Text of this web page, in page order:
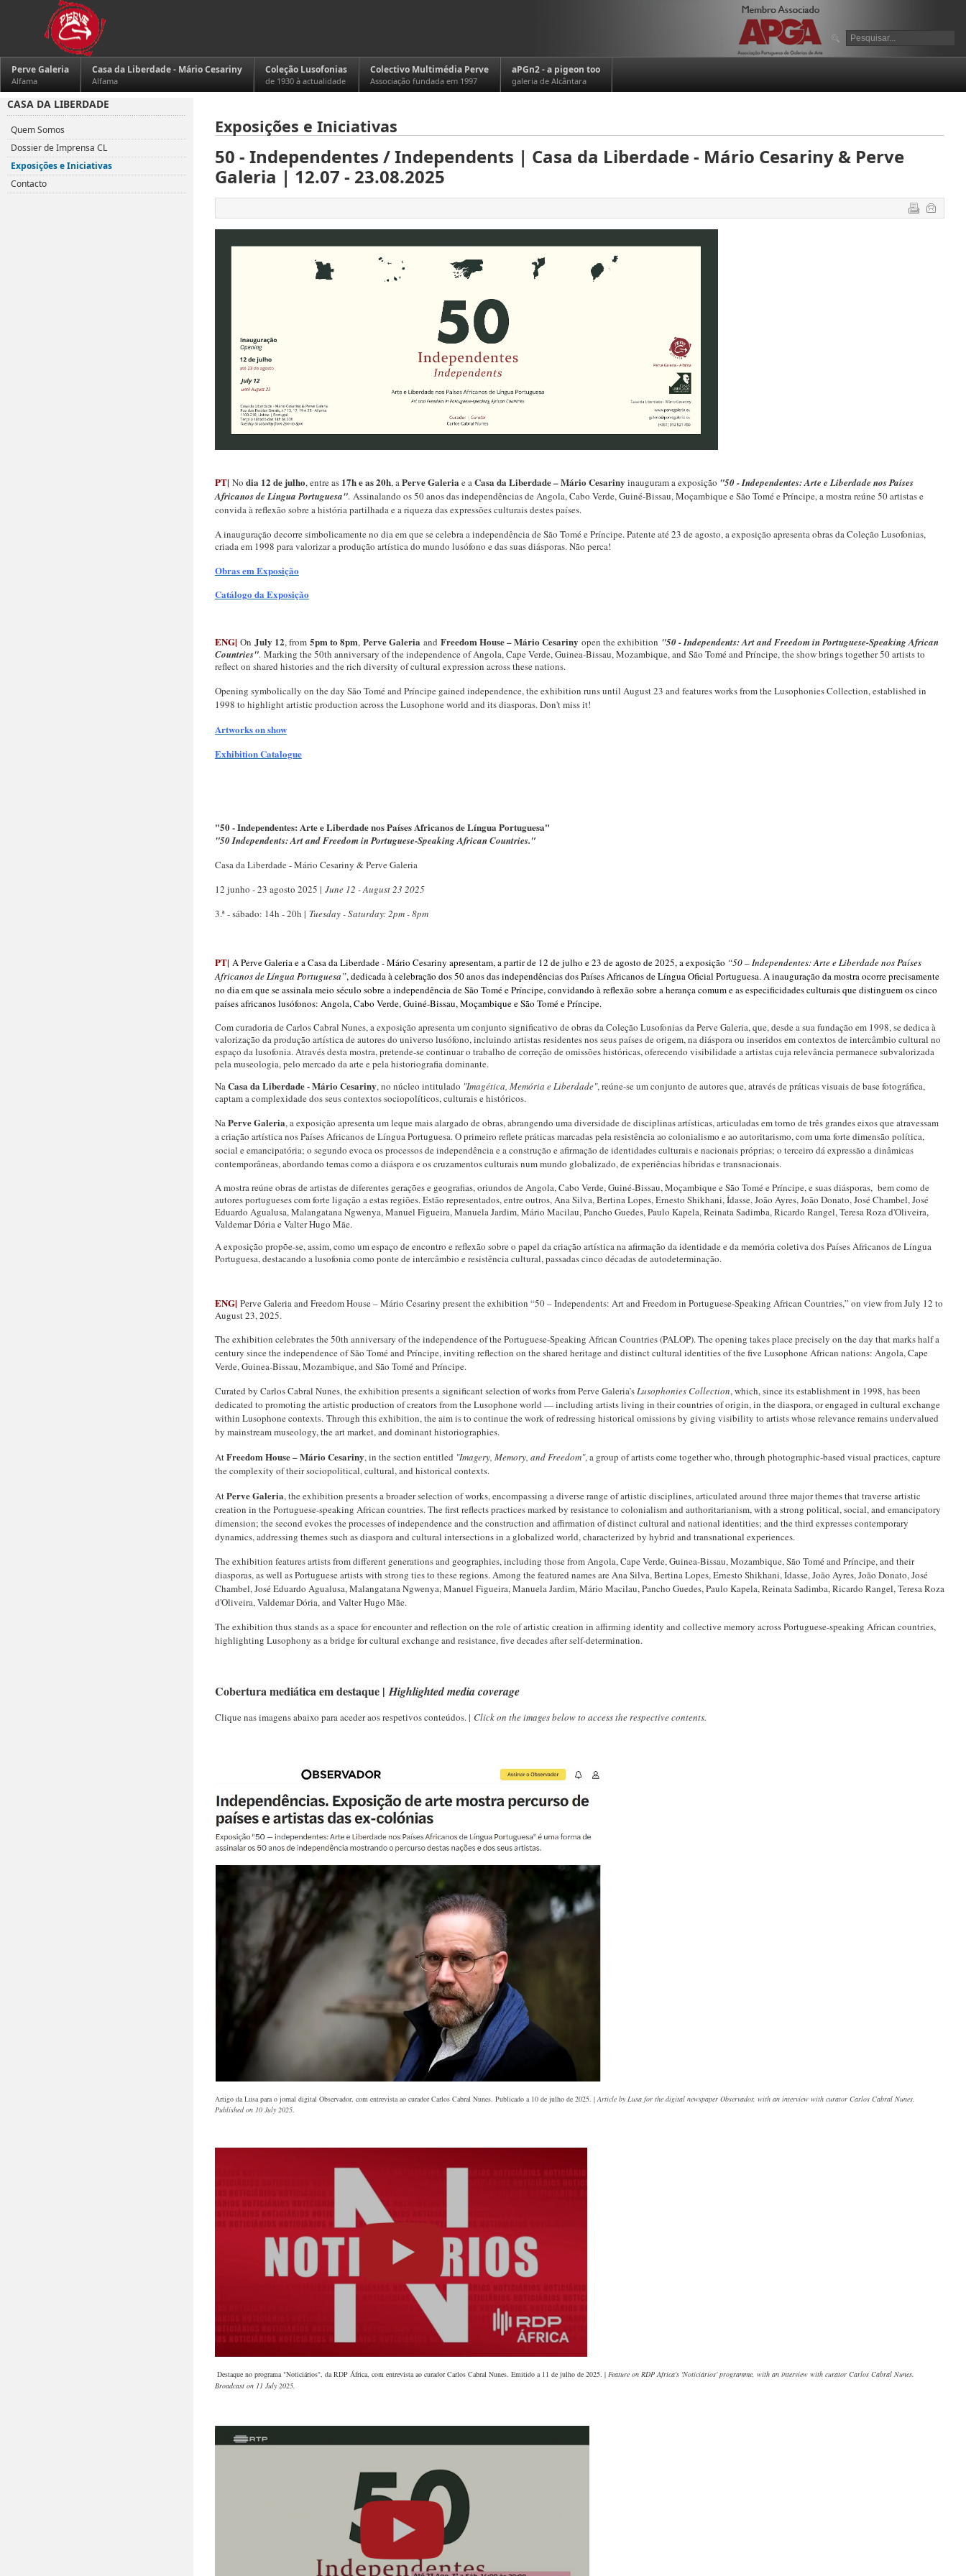
Perve Galeria
Alfama
Casa da Liberdade - Mário Cesariny
Alfama
Coleção Lusofonias
de 1930 à actualidade
Colectivo Multimédia Perve
Associação fundada em 1997
aPGn2 - a pigeon too
galeria de Alcântara
Exposições e Iniciativas
50 - Independentes / Independents | Casa da Liberdade - Mário Cesariny & Perve
Galeria | 12.07 - 23.08.2025
PT| No dia 12 de julho, entre as 17h e as 20h, aPerve Galeria e aCasa da Liberdade – Mário Cesariny inauguram a exposição "50 - Independentes: Arte e Liberdade nos Países
Africanos de Língua Portuguesa". Assinalando os 50 anos das independências de Angola, Cabo Verde, Guiné-Bissau, Moçambique e São Tomé e Príncipe, a mostra reúne 50 artistas e
convida à reflexão sobre a história partilhada e a riqueza das expressões culturais destes países.
A inauguração decorre simbolicamente no dia em que se celebra a independência de São Tomé e Príncipe. Patente até 23 de agosto, a exposição apresenta obras da Coleção Lusofonias,
criada em 1998 para valorizar a produção artística do mundo lusófono e das suas diásporas. Não perca!
Obras em Exposição
Catálogo da Exposição
ENG| On July 12, from 5pm to 8pm, Perve Galeria and Freedom House – Mário Cesariny open the exhibition "50 - Independents: Art and Freedom in Portuguese-Speaking African
Countries". Marking the 50th anniversary of the independence of Angola, Cape Verde, Guinea-Bissau, Mozambique, and São Tomé and Príncipe, the show brings together 50 artists to
reflect on shared histories and the rich diversity of cultural expression across these nations.
Opening symbolically on the day São Tomé and Príncipe gained independence, the exhibition runs until August 23 and features works from the Lusophonies Collection, established in
1998 to highlight artistic production across the Lusophone world and its diasporas. Don't miss it!
Artworks on show
Exhibition Catalogue
"50 - Independentes: Arte e Liberdade nos Países Africanos de Língua Portuguesa"
"50 Independents: Art and Freedom in Portuguese-Speaking African Countries."
Casa da Liberdade - Mário Cesariny & Perve Galeria
12 junho - 23 agosto 2025 | June 12 - August 23 2025
3.ª - sábado: 14h - 20h | Tuesday - Saturday: 2pm - 8pm
PT| A Perve Galeria e a Casa da Liberdade - Mário Cesariny apresentam, a partir de 12 de julho e 23 de agosto de 2025, a exposição “50 – Independentes: Arte e Liberdade nos Países
Africanos de Língua Portuguesa”, dedicada à celebração dos 50 anos das independências dos Países Africanos de Língua Oficial Portuguesa. A inauguração da mostra ocorre precisamente
no dia em que se assinala meio século sobre a independência de São Tomé e Príncipe, convidando à reflexão sobre a herança comum e as especificidades culturais que distinguem os cinco
países africanos lusófonos: Angola, Cabo Verde, Guiné-Bissau, Moçambique e São Tomé e Príncipe.
Com curadoria de Carlos Cabral Nunes, a exposição apresenta um conjunto significativo de obras da Coleção Lusofonias da Perve Galeria, que, desde a sua fundação em 1998, se dedica à
valorização da produção artística de autores do universo lusófono, incluindo artistas residentes nos seus países de origem, na diáspora ou inseridos em contextos de intercâmbio cultural no
espaço da lusofonia. Através desta mostra, pretende-se continuar o trabalho de correção de omissões históricas, oferecendo visibilidade a artistas cuja relevância permanece subvalorizada
pela museologia, pelo mercado da arte e pela historiografia dominante.
NaCasa da Liberdade - Mário Cesariny, no núcleo intitulado "Imagética, Memória e Liberdade", reúne-se um conjunto de autores que, através de práticas visuais de base fotográfica,
captam a complexidade dos seus contextos sociopolíticos, culturais e históricos.
NaPerve Galeria, a exposição apresenta um leque mais alargado de obras, abrangendo uma diversidade de disciplinas artísticas, articuladas em torno de três grandes eixos que atravessam
a criação artística nos Países Africanos de Língua Portuguesa. O primeiro reflete práticas marcadas pela resistência ao colonialismo e ao autoritarismo, com uma forte dimensão política,
social e emancipatória; o segundo evoca os processos de independência e a construção e afirmação de identidades culturais e nacionais próprias; o terceiro dá expressão a dinâmicas
contemporâneas, abordando temas como a diáspora e os cruzamentos culturais num mundo globalizado, de experiências híbridas e transnacionais.
A mostra reúne obras de artistas de diferentes gerações e geografias, oriundos de Angola, Cabo Verde, Guiné-Bissau, Moçambique e São Tomé e Príncipe, e suas diásporas, bem como de
autores portugueses com forte ligação a estas regiões. Estão representados, entre outros, Ana Silva, Bertina Lopes, Ernesto Shikhani, Ídasse, João Ayres, João Donato, José Chambel, José
Eduardo Agualusa, Malangatana Ngwenya, Manuel Figueira, Manuela Jardim, Mário Macilau, Pancho Guedes, Paulo Kapela, Reinata Sadimba, Ricardo Rangel, Teresa Roza d'Oliveira,
Valdemar Dória e Valter Hugo Mãe.
A exposição propõe-se, assim, como um espaço de encontro e reflexão sobre o papel da criação artística na afirmação da identidade e da memória coletiva dos Países Africanos de Língua
Portuguesa, destacando a lusofonia como ponte de intercâmbio e resistência cultural, passadas cinco décadas de autodeterminação.
ENG| Perve Galeria and Freedom House – Mário Cesariny present the exhibition “50 – Independents: Art and Freedom in Portuguese-Speaking African Countries,” on view from July 12 to
August 23, 2025.
The exhibition celebrates the 50th anniversary of the independence of the Portuguese-Speaking African Countries (PALOP). The opening takes place precisely on the day that marks half a
century since the independence of São Tomé and Príncipe, inviting reflection on the shared heritage and distinct cultural identities of the five Lusophone African nations: Angola, Cape
Verde, Guinea-Bissau, Mozambique, and São Tomé and Príncipe.
Curated by Carlos Cabral Nunes, the exhibition presents a significant selection of works from Perve Galeria’sLusophonies Collection, which, since its establishment in 1998, has been
dedicated to promoting the artistic production of creators from the Lusophone world — including artists living in their countries of origin, in the diaspora, or engaged in cultural exchange
within Lusophone contexts. Through this exhibition, the aim is to continue the work of redressing historical omissions by giving visibility to artists whose relevance remains undervalued
by mainstream museology, the art market, and dominant historiographies.
AtFreedom House – Mário Cesariny, in the section entitled "Imagery, Memory, and Freedom", a group of artists come together who, through photographic-based visual practices, capture
the complexity of their sociopolitical, cultural, and historical contexts.
AtPerve Galeria, the exhibition presents a broader selection of works, encompassing a diverse range of artistic disciplines, articulated around three major themes that traverse artistic
creation in the Portuguese-speaking African countries. The first reflects practices marked by resistance to colonialism and authoritarianism, with a strong political, social, and emancipatory
dimension; the second evokes the processes of independence and the construction and affirmation of distinct cultural and national identities; and the third expresses contemporary
dynamics, addressing themes such as diaspora and cultural intersections in a globalized world, characterized by hybrid and transnational experiences.
The exhibition features artists from different generations and geographies, including those from Angola, Cape Verde, Guinea-Bissau, Mozambique, São Tomé and Príncipe, and their
diasporas, as well as Portuguese artists with strong ties to these regions. Among the featured names are Ana Silva, Bertina Lopes, Ernesto Shikhani, Ídasse, João Ayres, João Donato, José
Chambel, José Eduardo Agualusa, Malangatana Ngwenya, Manuel Figueira, Manuela Jardim, Mário Macilau, Pancho Guedes, Paulo Kapela, Reinata Sadimba, Ricardo Rangel, Teresa Roza
d'Oliveira, Valdemar Dória, and Valter Hugo Mãe.
The exhibition thus stands as a space for encounter and reflection on the role of artistic creation in affirming identity and collective memory across Portuguese-speaking African countries,
highlighting Lusophony as a bridge for cultural exchange and resistance, five decades after self-determination.
Cobertura mediática em destaque |Highlighted media coverage
Clique nas imagens abaixo para aceder aos respetivos conteúdos. | Click on the images below to access the respective contents.
Artigo da Lusa para o jornal digital Observador, com entrevista ao curador Carlos Cabral Nunes. Publicado a 10 de julho de 2025. |Article by Lusa for the digital newspaper Observador, with an interview with curator Carlos Cabral Nunes.
Published on 10 July 2025.
Destaque no programa "Noticiários", da RDP África, com entrevista ao curador Carlos Cabral Nunes. Emitido a 11 de julho de 2025. | Feature on RDP Africa's 'Noticiários' programme, with an interview with curator Carlos Cabral Nunes.
Broadcast on 11 July 2025.
CASA DA LIBERDADE
Quem Somos
Dossier de Imprensa CL
Exposições e Iniciativas
Contacto